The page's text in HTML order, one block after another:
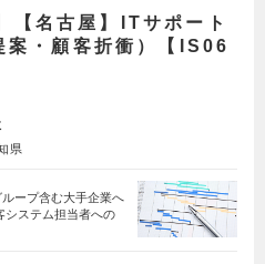
【名古屋】ITサポート
案・顧客折衝）【IS06
県
ープ含む大手企業へ
システム担当者への